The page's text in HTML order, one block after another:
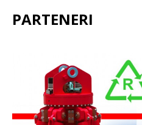
PARTENERI